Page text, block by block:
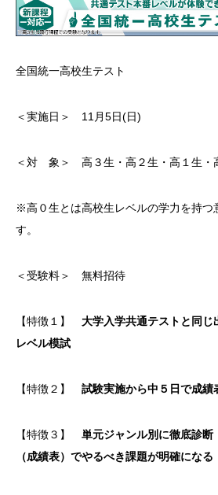
全国統一高校生テスト
＜実施日＞ 11月5日(日)
＜対 象＞ 高３生・高２生・高１生・
※高０生とは高校生レベルの学力を持つ
す。
＜受験料＞ 無料招待
【特徴１】 大学入学共通テストと同
レベル模試
【特徴２】 試験実施から中５日で成績
【特徴３】 単元ジャンル別に徹底診断
（成績表）でやるべき課題が明確になる